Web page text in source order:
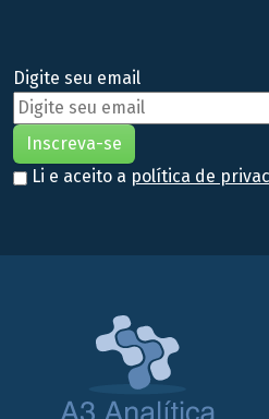
Digite seu email
Li e aceito a política de